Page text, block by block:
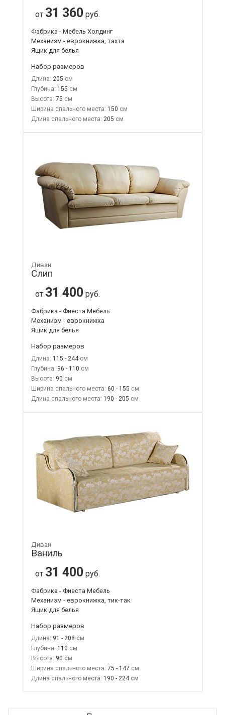
от 31 360 руб.
Фабрика - Мебель Холдинг
Механизм - еврокнижка, тахта
Ящик для белья
Набор размеров
Длина: 205
Глубина: 155
Высота: 75
Ширина спального места: 150
Длина спального места: 205
Диван
Слип
от 31 400 руб.
Фабрика - Фиеста Мебель
Механизм - еврокнижка
Ящик для белья
Набор размеров
Длина: 115 - 244
Глубина: 96 - 110
Высота: 90
Ширина спального места: 60 - 155
Длина спального места: 190 - 205
Диван
Ваниль
от 31 400 руб.
Фабрика - Фиеста Мебель
Механизм - еврокнижка, тик-так
Ящик для белья
Набор размеров
Длина: 91 - 208
Глубина: 110
Высота: 90
Ширина спального места: 75 - 147
Длина спального места: 190 - 224